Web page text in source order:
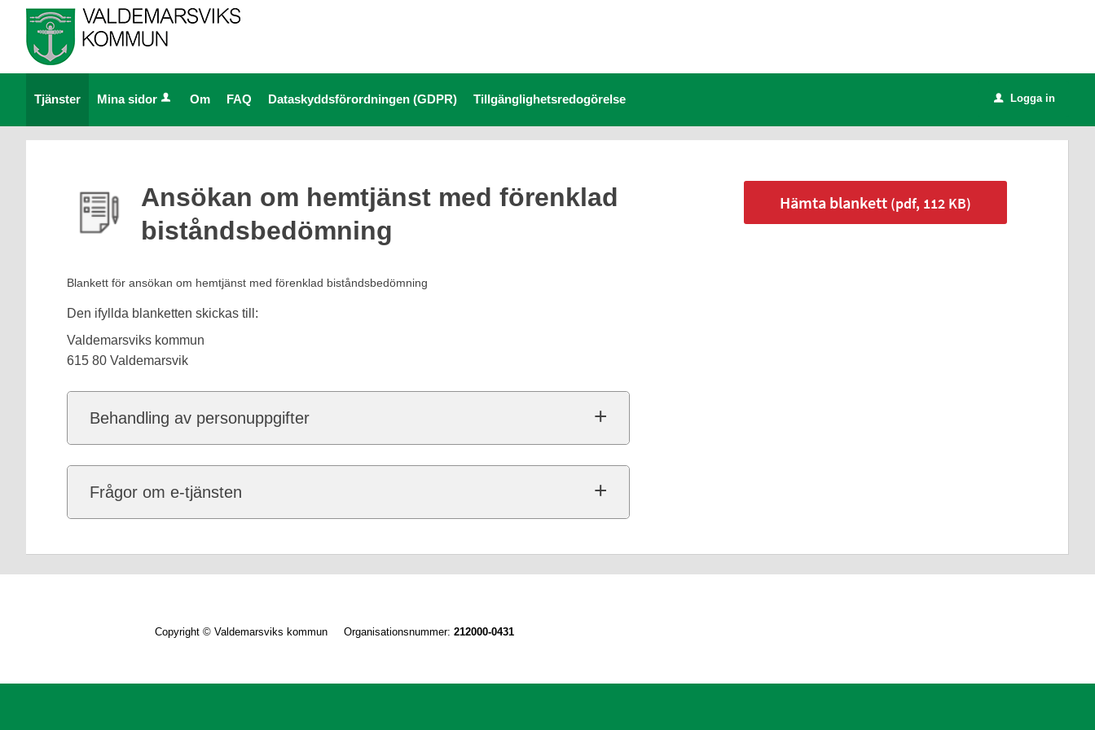
Välkommen
tjänster
Valdemarsviks
Tjänster Mina sidor Om FAQ Dataskyddsförordningen (GDPR) Tillgänglighetsredogörelse u Logga in
Ansökan om hemtjänst med förenklad
biståndsbedömning
Blankett för ansökan om hemtjänst med förenklad biståndsbedömning
Den ifyllda blanketten skickas till:
Valdemarsviks kommun
615 80 Valdemarsvik
Behandling av personuppgifter
Frågor om e-tjänsten
Hämta blankett (pdf, 112 KB)
Copyright © Valdemarsviks kommun Organisationsnummer: 212000-0431